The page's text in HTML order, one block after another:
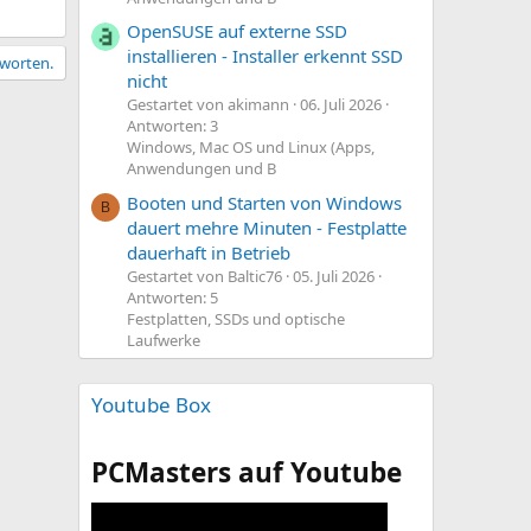
OpenSUSE auf externe SSD
installieren - Installer erkennt SSD
nicht
Gestartet von akimann 06. Juli 2026
Antworten: 3
Windows, Mac OS und Linux (Apps,
Anwendungen und B
B
Booten und Starten von Windows
dauert mehre Minuten - Festplatte
dauerhaft in Betrieb
Gestartet von Baltic76 05. Juli 2026
Antworten: 5
Festplatten, SSDs und optische
Laufwerke
Youtube Box
PCMasters auf Youtube